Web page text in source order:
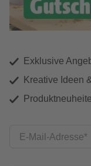
Exklusive
Kreative Ideen
E-Mail-Adresse